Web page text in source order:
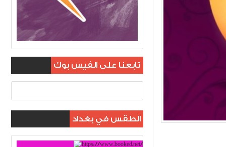
تابعنا على الفيس بوك
الطقس في بغداد